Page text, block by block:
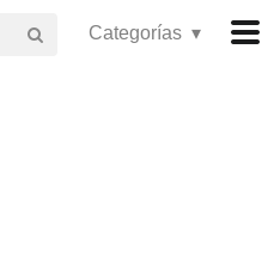
Categorías ▾